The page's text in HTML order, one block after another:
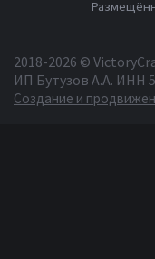
2018-2026 ©
ИП Бутузов А.А. ИНН
Создание и